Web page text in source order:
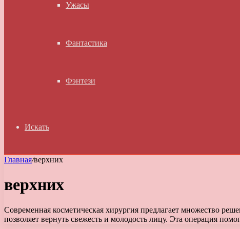
Ужасы
Фантастика
Фэнтези
Искать
Главная/верхних
верхних
Современная косметическая хирургия предлагает множество
позволяет вернуть свежесть и молодость лицу. Эта операция